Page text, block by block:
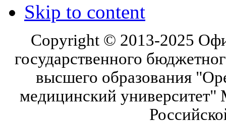
Skip to content
Copyright © 2013-2025
государственного
высшего образования
медицинский университет"